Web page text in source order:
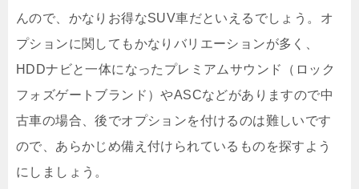
んので、かなりお得なSUV車だといえるでしょう。オ
プションに関してもかなりバリエーションが多く、
HDDナビと一体になったプレミアムサウンド（ロック
フォズゲートブランド）やASCなどがありますので中
古車の場合、後でオプションを付けるのは難しいです
ので、あらかじめ備え付けられているものを探すよう
にしましょう。